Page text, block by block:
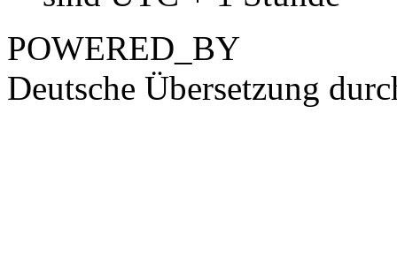
POWERED_BY
Deutsche Übersetzung